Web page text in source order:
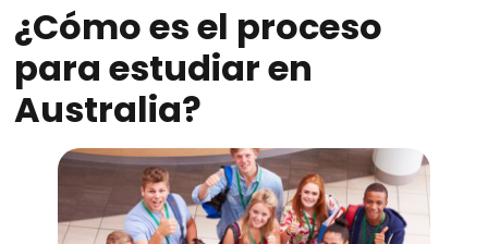
¿Cómo es el proceso
para estudiar en
Australia?